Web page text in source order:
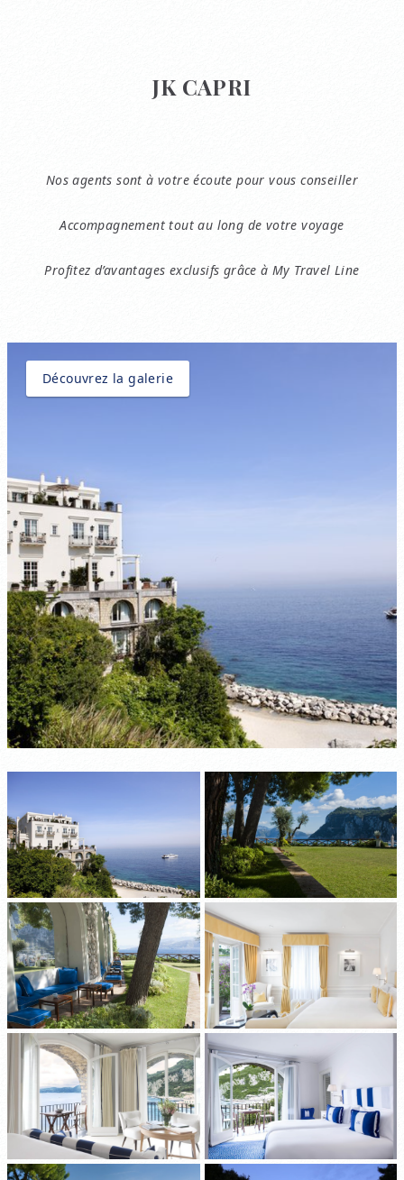
JK CAPRI
Nos agents sont à votre écoute pour vous conseiller
Accompagnement tout au long de votre voyage
Profitez d’avantages exclusifs grâce à My Travel Line
Découvrez la galerie